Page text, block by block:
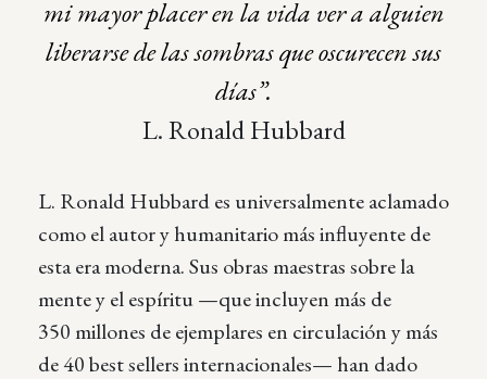
mi mayor placer en la vida ver a alguien
liberarse de las sombras que oscurecen sus
días”.
L. Ronald Hubbard
L. Ronald Hubbard es universalmente aclamado
como el autor y humanitario más influyente de
esta era moderna. Sus obras maestras sobre la
mente y el espíritu—queincluyen más de
350 millones de ejemplares en circulación y más
de 40 best sellersinternacionales— han dado